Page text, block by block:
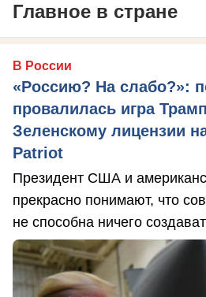
Главное в стране
В России
«Россию? На слабо?»:
провалилась игра
Зеленскому лицензии
Patriot
Президент США и
прекрасно понимают, что
не способна ничего